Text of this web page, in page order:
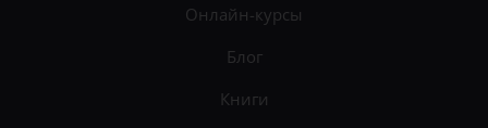
Онлайн-курсы
Блог
Книги